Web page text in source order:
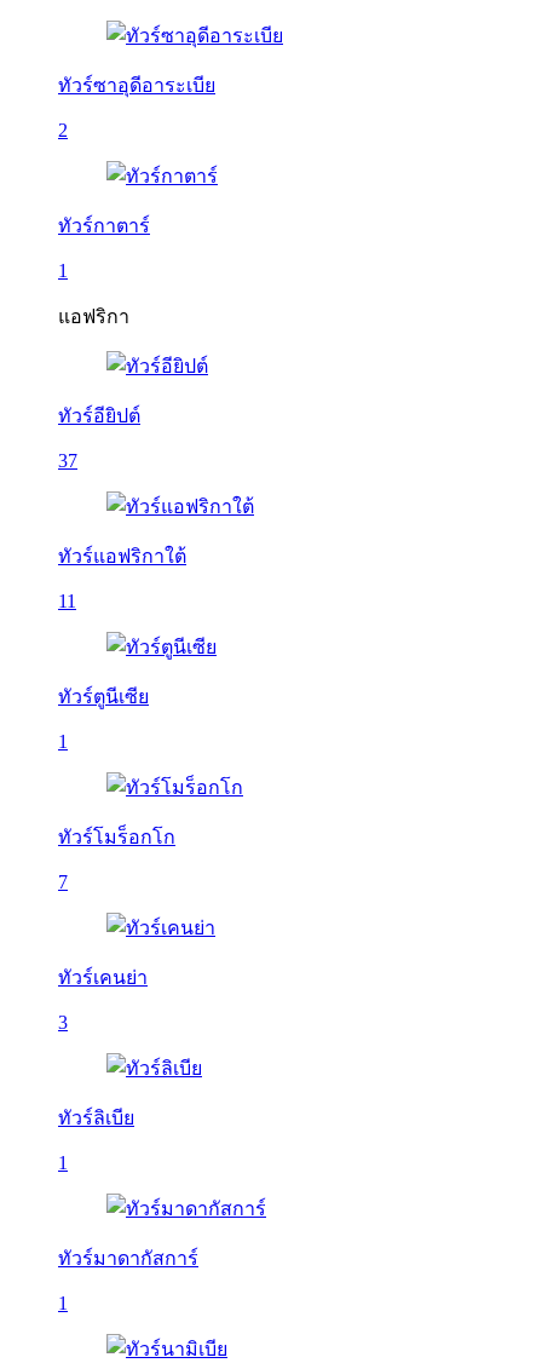
ทัวร์ซาอุดีอาระเบีย
2
ทัวร์กาตาร์
1
แอฟริกา
ทัวร์อียิปต์
37
ทัวร์แอฟริกาใต้
11
ทัวร์ตูนีเซีย
1
ทัวร์โมร็อกโก
7
ทัวร์เคนย่า
3
ทัวร์ลิเบีย
1
ทัวร์มาดากัสการ์
1